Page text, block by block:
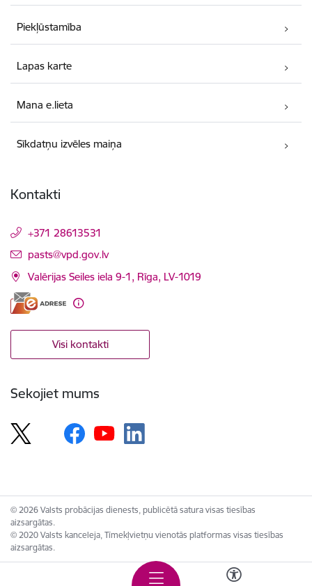
Piekļūstamība
Lapas karte
Mana e.lieta
Sīkdatņu izvēles maiņa
Kontakti
+371 28613531
E-pasts:
pasts@vpd.gov.lv
Valērijas Seiles iela 9-1, Rīga, LV-1019
Visi kontakti
Sekojiet mums
© 2026 Valsts probācijas dienests, publicētā satura visas tiesības
aizsargātas.
© 2020 Valsts kanceleja, Tīmekļvietņu vienotās platformas visas tiesības
aizsargātas.